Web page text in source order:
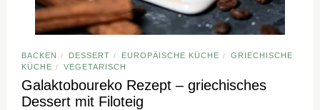
BACKEN / DESSERT / EUROPÄISCHE KÜCHE /
GRIECHISCHE
KÜCHE / VEGETARISCH
Galaktoboureko Rezept – griechisches
Dessert mit Filoteig